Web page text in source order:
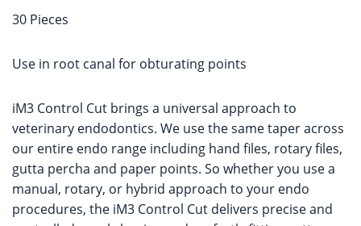
30 Pieces
Use in root canal for obturating points
iM3 Control Cut brings a universal approach to
veterinary endodontics. We use the same taper across
our entire endo range including hand files, rotary files,
gutta percha and paper points. So whether you use a
manual, rotary, or hybrid approach to your endo
procedures, the iM3 Control Cut delivers precise and